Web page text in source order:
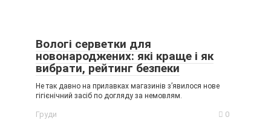
Вологі серветки для
новонароджених: які краще і як
вибрати, рейтинг безпеки
Не так давно на прилавках магазинів з’явилося нове
гігієнічний засіб по догляду за немовлям.
Груди 0